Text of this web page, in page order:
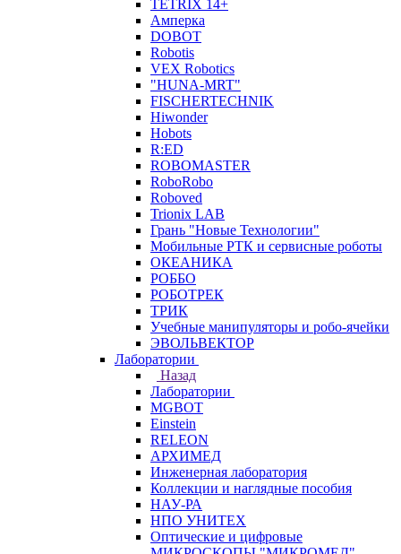
TETRIX 14+
Амперка
DOBOT
Robotis
VEX Robotics
"HUNA-MRT"
FISCHERTECHNIK
Hiwonder
Hobots
R:ED
ROBOMASTER
RoboRobo
Roboved
Trionix LAB
Грань "Новые Технологии"
Мобильные РТК и сервисные роботы
ОКЕАНИКА
РОББО
РОБОТРЕК
ТРИК
Учебные манипуляторы и робо-ячейки
ЭВОЛЬВЕКТОР
Лаборатории
Назад
Лаборатории
MGBOT
Einstein
RELEON
АРХИМЕД
Инженерная лаборатория
Коллекции и наглядные пособия
НАУ-РА
НПО УНИТЕХ
Оптические и цифровые